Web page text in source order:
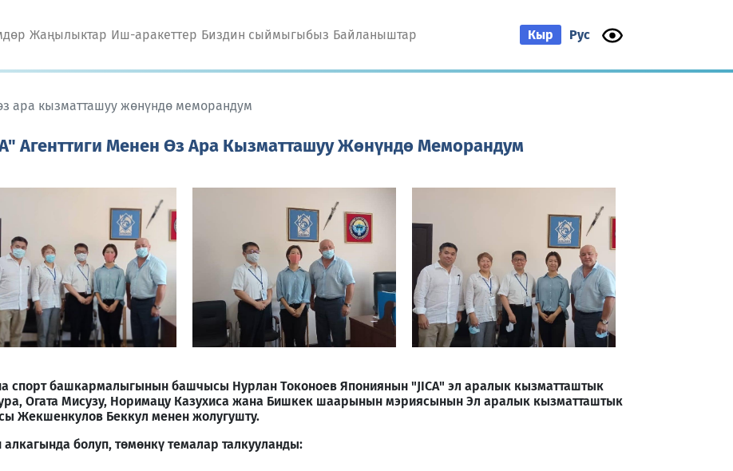
Жаңылыктар Иш-аракеттер Биздин сыймыгыбыз Байланыштар Кыр Рус
ара кызматташуу жөнүндө меморандум
Агенттиги Менен Өз Ара Кызматташуу Жөнүндө Меморандум
башкармалыгынын башчысы Нурлан Токоноев Япониянын "JICA" эл аралык кызматташтык
Огата Мисузу, Норимацу Казухиса жана Бишкек шаарынын мэриясынын Эл аралык кызматташтык
Жекшенкулов Беккул менен жолугушту.
болуп, төмөнкү темалар талкууланды: